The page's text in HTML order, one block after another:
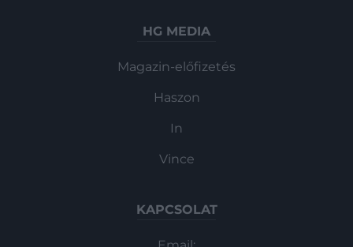
HG MEDIA
Magazin-előfizetés
Haszon
In
Vince
KAPCSOLAT